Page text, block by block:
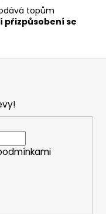
topům
přizpůsobení se